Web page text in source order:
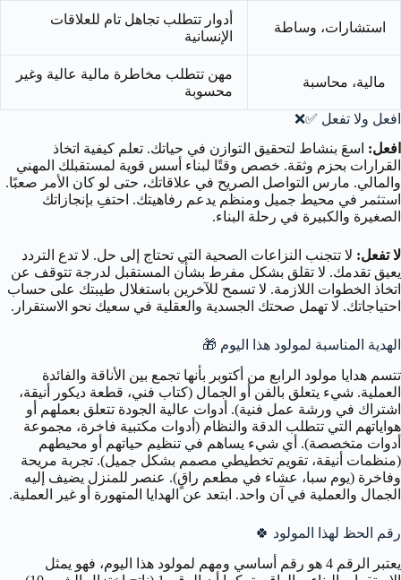
استشارات، وساطة
أدوار تتطلب تجاهل تام للعلاقات
الإنسانية
مالية، محاسبة
مهن تتطلب مخاطرة مالية عالية وغير
محسوبة
افعل ولا تفعل ✅❌
افعل: اسعَ بنشاط لتحقيق التوازن في حياتك. تعلم كيفية اتخاذ
القرارات بحزم وثقة. خصص وقتًا لبناء أسس قوية لمستقبلك المهني
والمالي. مارس التواصل الصريح في علاقاتك، حتى لو كان الأمر صعبًا.
استثمر في محيط جميل ومنظم يدعم رفاهيتك. احتفِ بإنجازاتك
الصغيرة والكبيرة في رحلة البناء.
لا تفعل: لا تتجنب النزاعات الصحية التي تحتاج إلى حل. لا تدع التردد
يعيق تقدمك. لا تقلق بشكل مفرط بشأن المستقبل لدرجة تتوقف عن
اتخاذ الخطوات اللازمة. لا تسمح للآخرين باستغلال طيبتك على حساب
احتياجاتك. لا تهمل صحتك الجسدية والعقلية في سعيك نحو الاستقرار.
الهدية المناسبة لمولود هذا اليوم 🎁
تتسم هدايا مولود الرابع من أكتوبر بأنها تجمع بين الأناقة والفائدة
العملية. شيء يتعلق بالفن أو الجمال (كتاب فني، قطعة ديكور أنيقة،
اشتراك في ورشة عمل فنية). أدوات عالية الجودة تتعلق بعملهم أو
هواياتهم التي تتطلب الدقة والنظام (أدوات مكتبية فاخرة، مجموعة
أدوات متخصصة). أي شيء يساهم في تنظيم حياتهم أو محيطهم
(منظمات أنيقة، تقويم تخطيطي مصمم بشكل جميل). تجربة مريحة
وفاخرة (يوم سبا، عشاء في مطعم راقٍ). عنصر للمنزل يضيف إليه
الجمال والعملية في آن واحد. ابتعد عن الهدايا المتهورة أو غير العملية.
رقم الحظ لهذا المولود 🍀
يعتبر الرقم 4 هو رقم أساسي ومهم لمولود هذا اليوم، فهو يمثل